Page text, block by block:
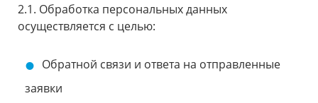
2.1. Обработка персональных данных
осуществляется с целью:
Обратной связи и ответа на отправленные
заявки